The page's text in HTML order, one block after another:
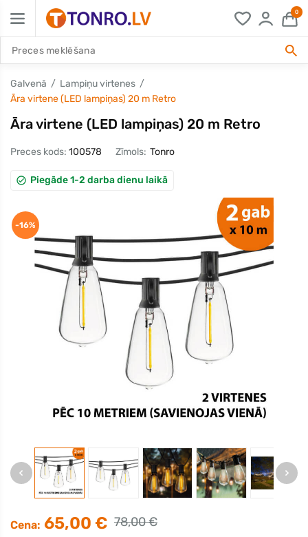
0
Galvenā
Lampiņu virtenes
Āra virtene (LED lampiņas) 20 m Retro
Āra virtene (LED lampiņas) 20 m Retro
Preces kods: 100578 Zīmols: Tonro
Piegāde 1-2 darba dienu laikā
-16%
Cena: 65,00 € 78,00 €